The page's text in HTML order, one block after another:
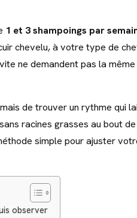
1 et 3 shampoings par
chevelu, à votre type de
ne demandent pas la
de trouver un rythme qui
racines grasses au bout
simple pour ajuster
observer